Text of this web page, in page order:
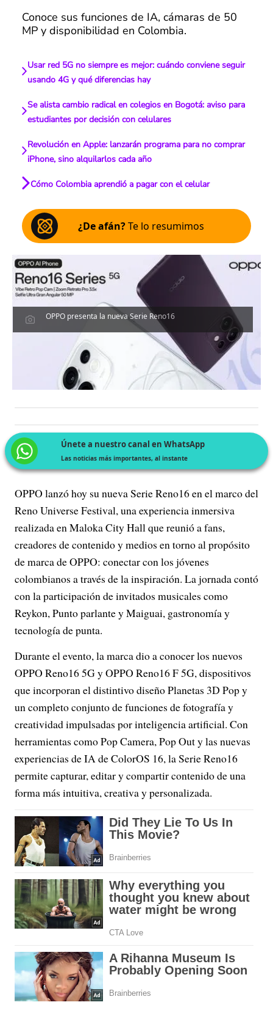
Conoce sus funciones de IA, cámaras de 50
MP y disponibilidad en Colombia.
Usar red 5G no siempre es mejor: cuándo conviene seguir
usando 4G y qué diferencias hay
Se alista cambio radical en colegios en Bogotá: aviso para
estudiantes por decisión con celulares
Revolución en Apple: lanzarán programa para no comprar
iPhone, sino alquilarlos cada año
Cómo Colombia aprendió a pagar con el celular
¿De afán?Te lo resumimos
OPPO presenta la nueva Serie Reno16
Únete a nuestro canal en WhatsApp
Las noticias más importantes, al instante
OPPO lanzó hoy su nueva Serie Reno16 en el marco del
Reno Universe Festival, una experiencia inmersiva
realizada en Maloka City Hall que reunió a fans,
creadores de contenido y medios en torno al propósito
de marca de OPPO: conectar con los jóvenes
colombianos a través de la inspiración. La jornada contó
con la participación de invitados musicales como
Reykon, Punto parlante y Maiguai, gastronomía y
tecnología de punta.
Durante el evento, la marca dio a conocer los nuevos
OPPO Reno16 5G y OPPO Reno16 F 5G, dispositivos
que incorporan el distintivo diseño Planetas 3D Pop y
un completo conjunto de funciones de fotografía y
creatividad impulsadas por inteligencia artificial. Con
herramientas como Pop Camera, Pop Out y las nuevas
experiencias de IA de ColorOS 16, la Serie Reno16
permite capturar, editar y compartir contenido de una
forma más intuitiva, creativa y personalizada.